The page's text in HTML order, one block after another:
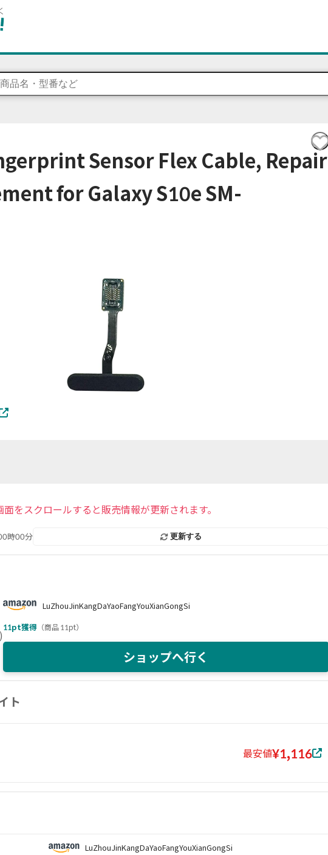
Sensor Flex Cable, Repair
for Galaxy S10e SM-
面をスクロールすると販売情報が更新されます。
時00分 更新する
)
LuZhouJinKangDaYaoFangYouXianGongSi
11pt獲得 （商品 11pt）
ショップへ行く
ト
最安値¥1,116
LuZhouJinKangDaYaoFangYouXianGongSi